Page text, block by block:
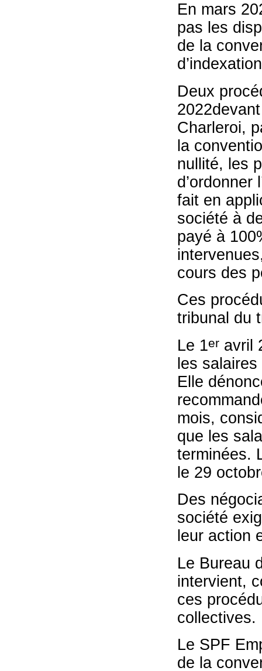
En mars
pas les
de la
Deux
Charleroi,
la
nullité, les
fait en
société à
payé à
cours des
Ces
tribunal du
Le 1eravril
les
Elle
mois,
que les
terminées.
le 29
Des
société
leur action
Le Bureau
intervient,
ces
collectives.
Le SPF
de la